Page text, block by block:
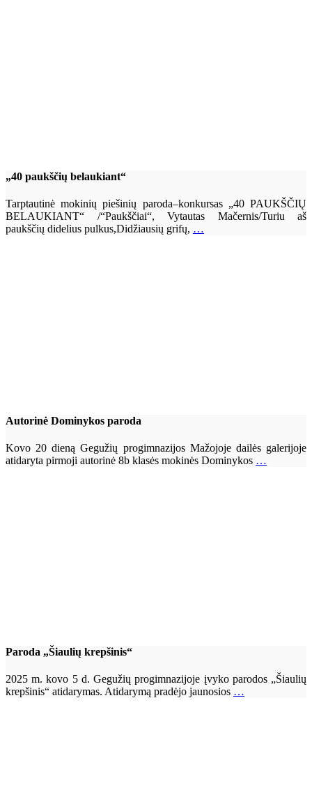
„40 paukščių belaukiant“
Tarptautinė mokinių piešinių paroda–konkursas „40 PAUKŠČIŲ
BELAUKIANT“ /“Paukščiai“, Vytautas Mačernis/Turiu aš
paukščių didelius pulkus,Didžiausių grifų, …
Autorinė Dominykos paroda
Kovo 20 dieną Gegužių progimnazijos Mažojoje dailės galerijoje
atidaryta pirmoji autorinė 8b klasės mokinės Dominykos …
Paroda „Šiaulių krepšinis“
2025 m. kovo 5 d. Gegužių progimnazijoje įvyko parodos „Šiaulių
krepšinis“ atidarymas. Atidarymą pradėjo jaunosios …